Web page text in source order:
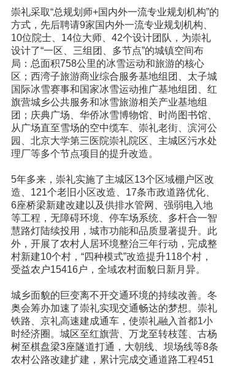
崇礼采取“总规划师+国内外一流专业规划机构”的
方式，先后聘请9家国内外一流专业规划机构、
10位院士、14位大师、42个设计团队，为崇礼
设计了“一区、三组团、多节点”的城镇空间布
局：总面积758公里的冰雪运动和旅游的核心
区；西湾子旅游商业综合服务基地组团、太子城
国际冰雪赛事和国家冰雪运动推广基地组团、红
旗营城乡公共服务和冰雪旅游相关产业基地组
团；庆典广场、华侨冰雪博物馆、时尚图书馆、
从广场直至雪场的空中缆车、崇礼老街、滨河公
园、北京大学第三医院崇礼院区、主城区污水处
理厂等多个节点项目的提升改造。
5年多来，崇礼实施了主城区13个区域棚户区改
造、121个老旧小区改造、17条市政道路优化、
6座桥梁新建改建以及供排水管网、强弱电入地
等工程，无障碍环境、停车场系统、多杆合一智
慧路灯陆续投用，城市功能和品质显著提升。此
外，开展了农村人居环境整治三年行动，完成整
村新建10个村，“四种模式”改造提升118个村，
受益农户15416户，全域农村面貌日新月异。
城乡面貌的巨变离不开交通环境的持续改善。冬
奥会筹办加速了崇礼实现交通畅达的梦想。崇礼
铁路、京礼高速建成通车，使崇礼融入首都1小
时经济圈。城区至红旗营、万龙至转枝莲、古杨
树至棋盘梁3座隧道打通，大朝线、坝场线等8条
农村公路改建扩建，累计完成交通道路工程451